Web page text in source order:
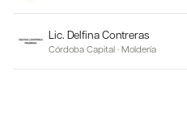
Lic. Delfina Contreras
Córdoba Capital · Moldería